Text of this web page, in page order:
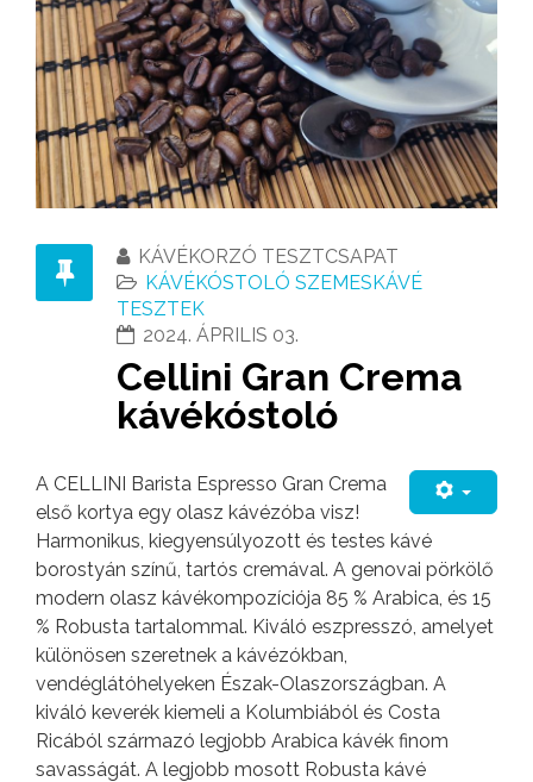
KÁVÉKORZÓ TESZTCSAPAT
KÁVÉKÓSTOLÓ SZEMESKÁVÉ
TESZTEK
2024. ÁPRILIS 03.
Cellini Gran Crema
kávékóstoló
A CELLINI Barista Espresso Gran Crema
első kortya egy olasz kávézóba visz!
Harmonikus, kiegyensúlyozott és testes kávé
borostyán színű, tartós cremával. A genovai pörkölő
modern olasz kávékompozíciója 85 % Arabica, és 15
% Robusta tartalommal. Kiváló eszpresszó, amelyet
különösen szeretnek a kávézókban,
vendéglátóhelyeken Észak-Olaszországban. A
kiváló keverék kiemeli a Kolumbiából és Costa
Ricából származó legjobb Arabica kávék finom
savasságát. A legjobb mosott Robusta kávé